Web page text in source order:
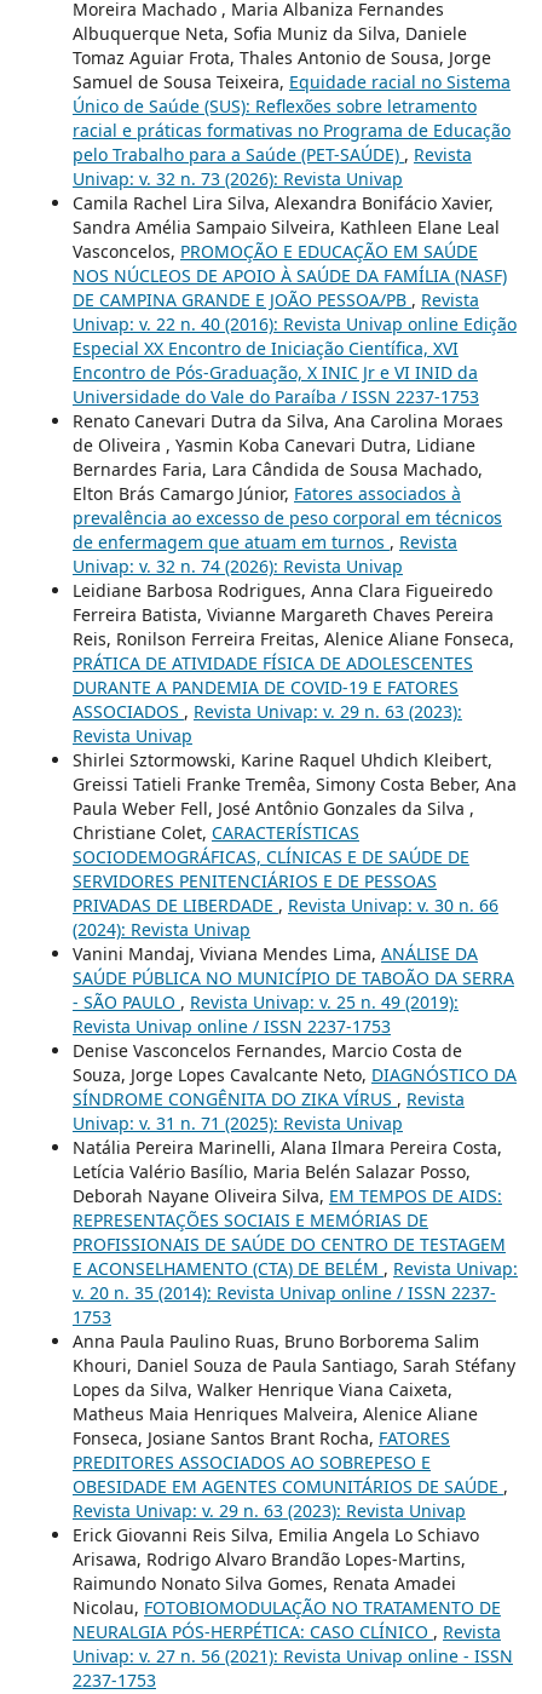
Moreira Machado , Maria Albaniza Fernandes
Albuquerque Neta, Sofia Muniz da Silva, Daniele
Tomaz Aguiar Frota, Thales Antonio de Sousa, Jorge
Samuel de Sousa Teixeira, Equidade racial no Sistema
Único de Saúde (SUS): Reflexões sobre letramento
racial e práticas formativas no Programa de Educação
pelo Trabalho para a Saúde (PET-SAÚDE) , Revista
Univap: v. 32 n. 73 (2026): Revista Univap
Camila Rachel Lira Silva, Alexandra Bonifácio Xavier,
Sandra Amélia Sampaio Silveira, Kathleen Elane Leal
Vasconcelos, PROMOÇÃO E EDUCAÇÃO EM SAÚDE
NOS NÚCLEOS DE APOIO À SAÚDE DA FAMÍLIA (NASF)
DE CAMPINA GRANDE E JOÃO PESSOA/PB , Revista
Univap: v. 22 n. 40 (2016): Revista Univap online Edição
Especial XX Encontro de Iniciação Científica, XVI
Encontro de Pós-Graduação, X INIC Jr e VI INID da
Universidade do Vale do Paraíba / ISSN 2237-1753
Renato Canevari Dutra da Silva, Ana Carolina Moraes
de Oliveira , Yasmin Koba Canevari Dutra, Lidiane
Bernardes Faria, Lara Cândida de Sousa Machado,
Elton Brás Camargo Júnior, Fatores associados à
prevalência ao excesso de peso corporal em técnicos
de enfermagem que atuam em turnos , Revista
Univap: v. 32 n. 74 (2026): Revista Univap
Leidiane Barbosa Rodrigues, Anna Clara Figueiredo
Ferreira Batista, Vivianne Margareth Chaves Pereira
Reis, Ronilson Ferreira Freitas, Alenice Aliane Fonseca,
PRÁTICA DE ATIVIDADE FÍSICA DE ADOLESCENTES
DURANTE A PANDEMIA DE COVID-19 E FATORES
ASSOCIADOS , Revista Univap: v. 29 n. 63 (2023):
Revista Univap
Shirlei Sztormowski, Karine Raquel Uhdich Kleibert,
Greissi Tatieli Franke Tremêa, Simony Costa Beber, Ana
Paula Weber Fell, José Antônio Gonzales da Silva ,
Christiane Colet, CARACTERÍSTICAS
SOCIODEMOGRÁFICAS, CLÍNICAS E DE SAÚDE DE
SERVIDORES PENITENCIÁRIOS E DE PESSOAS
PRIVADAS DE LIBERDADE , Revista Univap: v. 30 n. 66
(2024): Revista Univap
Vanini Mandaj, Viviana Mendes Lima, ANÁLISE DA
SAÚDE PÚBLICA NO MUNICÍPIO DE TABOÃO DA SERRA
- SÃO PAULO , Revista Univap: v. 25 n. 49 (2019):
Revista Univap online / ISSN 2237-1753
Denise Vasconcelos Fernandes, Marcio Costa de
Souza, Jorge Lopes Cavalcante Neto, DIAGNÓSTICO DA
SÍNDROME CONGÊNITA DO ZIKA VÍRUS , Revista
Univap: v. 31 n. 71 (2025): Revista Univap
Natália Pereira Marinelli, Alana Ilmara Pereira Costa,
Letícia Valério Basílio, Maria Belén Salazar Posso,
Deborah Nayane Oliveira Silva, EM TEMPOS DE AIDS:
REPRESENTAÇÕES SOCIAIS E MEMÓRIAS DE
PROFISSIONAIS DE SAÚDE DO CENTRO DE TESTAGEM
E ACONSELHAMENTO (CTA) DE BELÉM , Revista Univap:
v. 20 n. 35 (2014): Revista Univap online / ISSN 2237-
1753
Anna Paula Paulino Ruas, Bruno Borborema Salim
Khouri, Daniel Souza de Paula Santiago, Sarah Stéfany
Lopes da Silva, Walker Henrique Viana Caixeta,
Matheus Maia Henriques Malveira, Alenice Aliane
Fonseca, Josiane Santos Brant Rocha, FATORES
PREDITORES ASSOCIADOS AO SOBREPESO E
OBESIDADE EM AGENTES COMUNITÁRIOS DE SAÚDE ,
Revista Univap: v. 29 n. 63 (2023): Revista Univap
Erick Giovanni Reis Silva, Emilia Angela Lo Schiavo
Arisawa, Rodrigo Alvaro Brandão Lopes-Martins,
Raimundo Nonato Silva Gomes, Renata Amadei
Nicolau, FOTOBIOMODULAÇÃO NO TRATAMENTO DE
NEURALGIA PÓS-HERPÉTICA: CASO CLÍNICO , Revista
Univap: v. 27 n. 56 (2021): Revista Univap online - ISSN
2237-1753